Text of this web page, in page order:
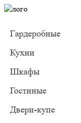
Гардеробные
Кухни
Шкафы
Гостиные
Двери-купе